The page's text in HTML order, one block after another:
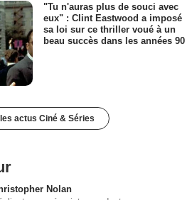
"Tu n'auras plus de souci avec
eux" : Clint Eastwood a imposé
sa loi sur ce thriller voué à un
beau succès dans les années 90
actus Ciné & Séries
Nolan